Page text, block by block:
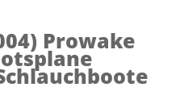
Prowake